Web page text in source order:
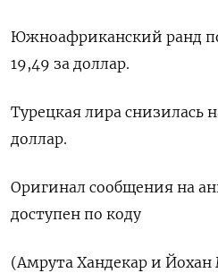
Южноафриканский ранд
19,49 за доллар.
Турецкая лира снизилась
доллар.
Оригинал сообщения на
доступен по коду
(Амрута Хандекар и Йохан